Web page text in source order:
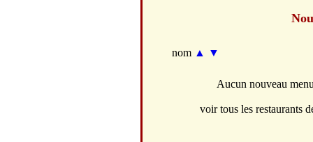
nom ▲ ▼
Aucun nouveau
voir tous les restaurants